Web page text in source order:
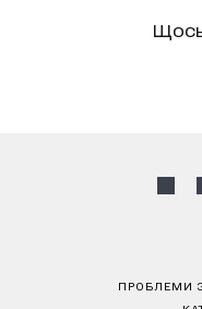
Щось
ПРОБЛЕМИ